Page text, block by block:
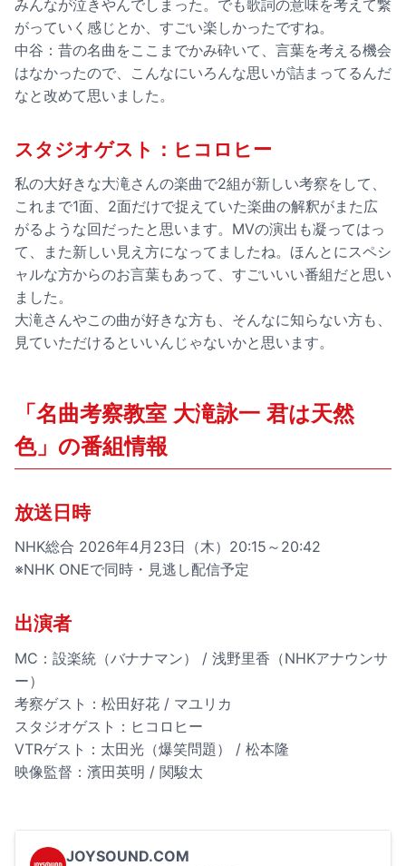
みんなが泣きやんでしまった。でも歌詞の意味を考えて繋
がっていく感じとか、すごい楽しかったですね。
中谷：昔の名曲をここまでかみ砕いて、言葉を考える機会
はなかったので、こんなにいろんな思いが詰まってるんだ
なと改めて思いました。
スタジオゲスト：ヒコロヒー
私の大好きな大滝さんの楽曲で2組が新しい考察をして、
これまで1面、2面だけで捉えていた楽曲の解釈がまた広
がるような回だったと思います。MVの演出も凝ってはっ
て、また新しい見え方になってましたね。ほんとにスペシ
ャルな方からのお言葉もあって、すごいいい番組だと思い
ました。
大滝さんやこの曲が好きな方も、そんなに知らない方も、
見ていただけるといいんじゃないかと思います。
「名曲考察教室 大滝詠一 君は天然
色」の番組情報
放送日時
NHK総合 2026年4月23日（木）20:15～20:42
※NHK ONEで同時・見逃し配信予定
出演者
MC：設楽統（バナナマン） / 浅野里香（NHKアナウンサ
ー）
考察ゲスト：松田好花 / マユリカ
スタジオゲスト：ヒコロヒー
VTRゲスト：太田光（爆笑問題） / 松本隆
映像監督：濱田英明 / 関駿太
JOYSOUND.COM